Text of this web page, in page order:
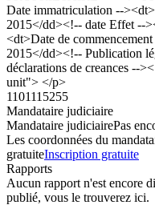
Date immatriculation --
2015</dd><!-- date Effet --
<dt>Date de
2015</dd><!-- Publication
déclarations de creances --
unit"> </p>
1101115255
Mandataire judiciaire
Mandataire judiciairePas
Les coordonnées du
gratuiteInscription gratuite
Rapports
Aucun rapport n'est encore
publié, vous le trouverez ici.